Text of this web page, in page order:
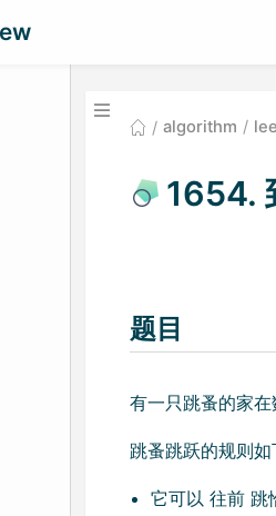
algorithm
1654.
题目
有一只跳蚤的家
跳蚤跳跃的规则如
它可以 往前 跳